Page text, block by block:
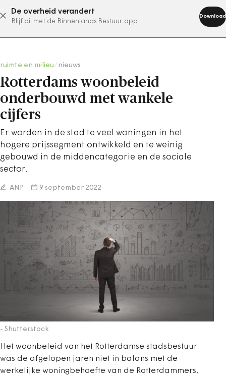
De overheid verandert
Blijf bij met de Binnenlands Bestuur app
Download
abonneer nu
ruimte en milieu nieuws
Rotterdams woonbeleid
onderbouwd met wankele
cijfers
Er worden in de stad te veel woningen in het
hogere prijssegment ontwikkeld en te weinig
gebouwd in de middencategorie en de sociale
sector.
ANP 9 september 2022
- Shutterstock
Het woonbeleid van het Rotterdamse stadsbestuur
was de afgelopen jaren niet in balans met de
werkelijke woningbehoefte van de Rotterdammers,